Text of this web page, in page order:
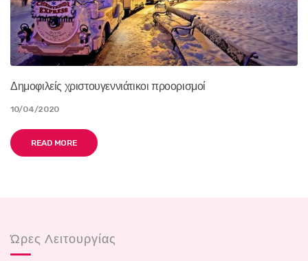
Δημοφιλείς χριστουγεννιάτικοι προορισμοί
10/04/2020
READ MORE
Ώρες Λειτουργίας